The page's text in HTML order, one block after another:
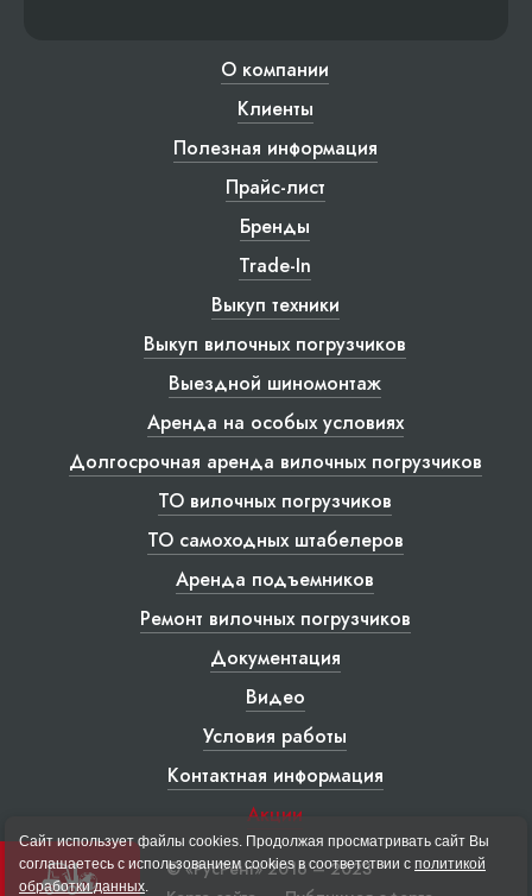
О компании
Клиенты
Полезная информация
Прайс-лист
Бренды
Trade-In
Выкуп техники
Выкуп вилочных погрузчиков
Выездной шиномонтаж
Аренда на особых условиях
Долгосрочная аренда вилочных погрузчиков
ТО вилочных погрузчиков
ТО самоходных штабелеров
Аренда подъемников
Ремонт вилочных погрузчиков
Документация
Видео
Условия работы
Контактная информация
Акции
© «РусРент» 2016 – 2023
Сайт использует файлы cookies. Продолжая просматривать сайт Вы
соглашаетесь с использованием cookies в соответствии с политикой
обработки данных.